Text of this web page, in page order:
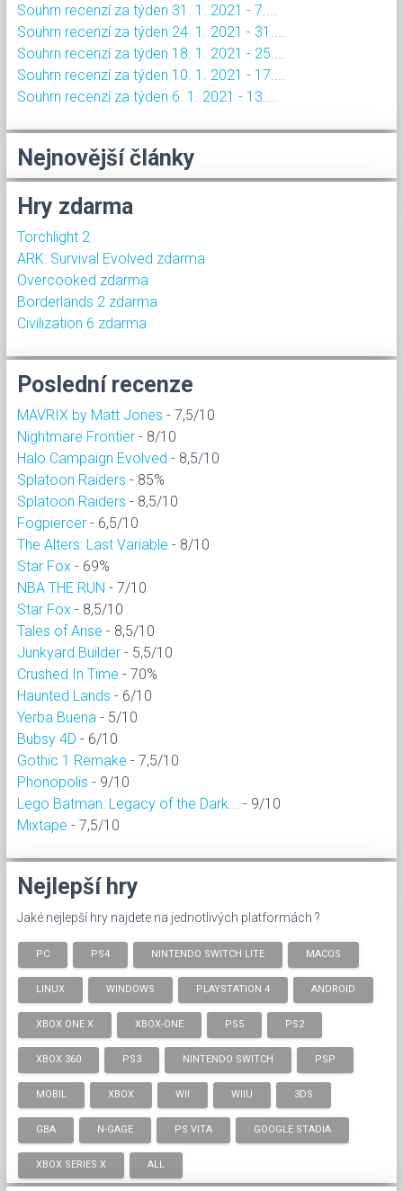
Souhrn recenzí za týden 31. 1. 2021 - 7....
Souhrn recenzí za týden 24. 1. 2021 - 31....
Souhrn recenzí za týden 18. 1. 2021 - 25....
Souhrn recenzí za týden 10. 1. 2021 - 17....
Souhrn recenzí za týden 6. 1. 2021 - 13....
Nejnovější články
Hry zdarma
Torchlight 2
ARK: Survival Evolved zdarma
Overcooked zdarma
Borderlands 2 zdarma
Civilization 6 zdarma
Poslední recenze
MAVRIX by Matt Jones - 7,5/10
Nightmare Frontier - 8/10
Halo Campaign Evolved - 8,5/10
Splatoon Raiders - 85%
Splatoon Raiders - 8,5/10
Fogpiercer - 6,5/10
The Alters: Last Variable - 8/10
Star Fox - 69%
NBA THE RUN - 7/10
Star Fox - 8,5/10
Tales of Arise - 8,5/10
Junkyard Builder - 5,5/10
Crushed In Time - 70%
Haunted Lands - 6/10
Yerba Buena - 5/10
Bubsy 4D - 6/10
Gothic 1 Remake - 7,5/10
Phonopolis - 9/10
Lego Batman: Legacy of the Dark...
- 9/10
Mixtape - 7,5/10
Nejlepší hry
Jaké nejlepší hry najdete na jednotlivých platformách ?
PC PS4 NINTENDO SWITCH LITE MACOS
LINUX WINDOWS PLAYSTATION 4 ANDROID
XBOX ONE X XBOX-ONE PS5 PS2
XBOX 360 PS3 NINTENDO SWITCH PSP
MOBIL XBOX WII WIIU 3DS
GBA N-GAGE PS VITA GOOGLE STADIA
XBOX SERIES X ALL